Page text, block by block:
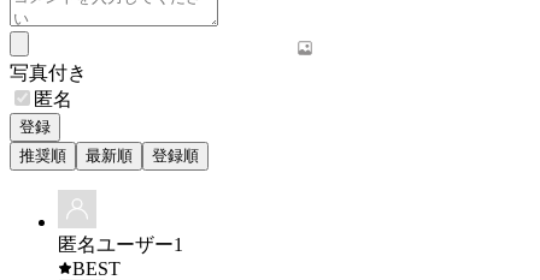
写真付き
匿名
登録
推奨順
最新順 登録順
匿名ユーザー1
BEST